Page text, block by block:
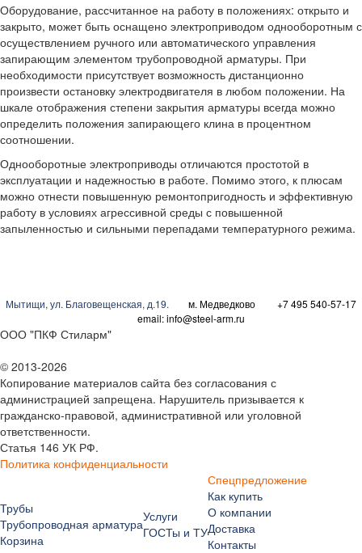
Оборудование, рассчитанное на работу в положениях: открыто и
закрыто, может быть оснащено электроприводом однооборотным с
осуществлением ручного или автоматического управления
запирающим элементом трубопроводной арматуры. При
необходимости присутствует возможность дистанционно
произвести остановку электродвигателя в любом положении. На
шкале отображения степени закрытия арматуры всегда можно
определить положения запирающего клина в процентном
соотношении.
Однооборотные электроприводы отличаются простотой в
эксплуатации и надежностью в работе. Помимо этого, к плюсам
можно отнести повышенную ремонтопригодность и эффективную
работу в условиях агрессивной среды с повышенной
запыленностью и сильными перепадами температурного режима.
Мытищи, ул. Благовещенская, д.19. м. Медведково
+7 495 540-57-17
email:info@steel-arm.ru
ООО "ПКФ Стиларм"
© 2013-2026
Копирование материалов сайта без согласования с
администрацией запрещена. Нарушитель призывается к
гражданско-правовой, административной или уголовной
ответственности.
Статья 146 УК РФ.
Политика конфиденциальности
Трубы
Трубопроводная арматура
Корзина
Услуги
ГОСТы и ТУ
Спецпредложение
Как купить
О компании
Доставка
Контакты